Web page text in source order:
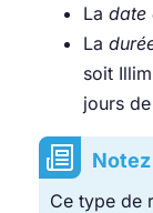
La date
La
soit
jours
Ce type de